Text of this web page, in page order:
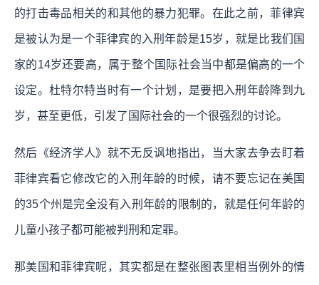
的打击毒品相关的和其他的暴力犯罪。在此之前，菲律宾
是被认为是一个菲律宾的入刑年龄是15岁，就是比我们国
家的14岁还要高，属于整个国际社会当中都是偏高的一个
设定。杜特尔特当时有一个计划，是要把入刑年龄降到九
岁，甚至更低，引发了国际社会的一个很强烈的讨论。
然后《经济学人》就不无反讽地指出，当大家去争去盯着
菲律宾看它修改它的入刑年龄的时候，请不要忘记在美国
的35个州是完全没有入刑年龄的限制的，就是任何年龄的
儿童小孩子都可能被判刑和定罪。
那美国和菲律宾呢，其实都是在整张图表里相当例外的情